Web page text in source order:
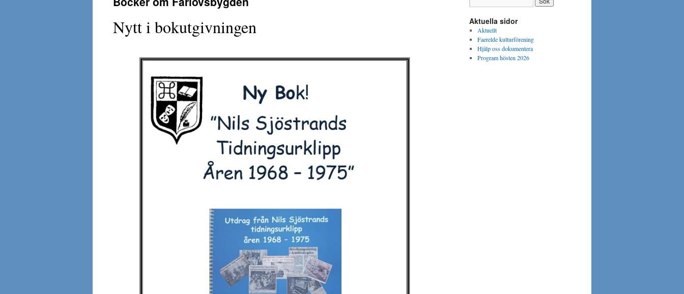
Nytt i bokutgivningen Aktuella sidor
Aktuellt
Faerelde kulturförening
Hjälp oss dokumentera
Program hösten 2026